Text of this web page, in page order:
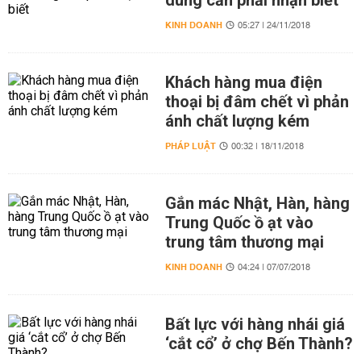
KINH DOANH 05:27 | 24/11/2018
Khách hàng mua điện
thoại bị đâm chết vì phản
ánh chất lượng kém
PHÁP LUẬT 00:32 | 18/11/2018
Gắn mác Nhật, Hàn, hàng
Trung Quốc ồ ạt vào
trung tâm thương mại
KINH DOANH 04:24 | 07/07/2018
Bất lực với hàng nhái giá
‘cắt cổ’ ở chợ Bến Thành?